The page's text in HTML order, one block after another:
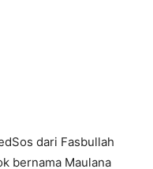
dari Fasbullah
bernama Maulana